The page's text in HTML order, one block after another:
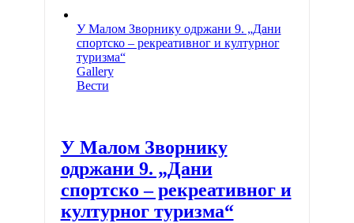
У Малом Зворнику одржани 9. „Дани
спортско – рекреативног и културног
туризма“
Gallery
Вести
У Малом Зворнику
одржани 9. „Дани
спортско – рекреативног и
културног туризма“